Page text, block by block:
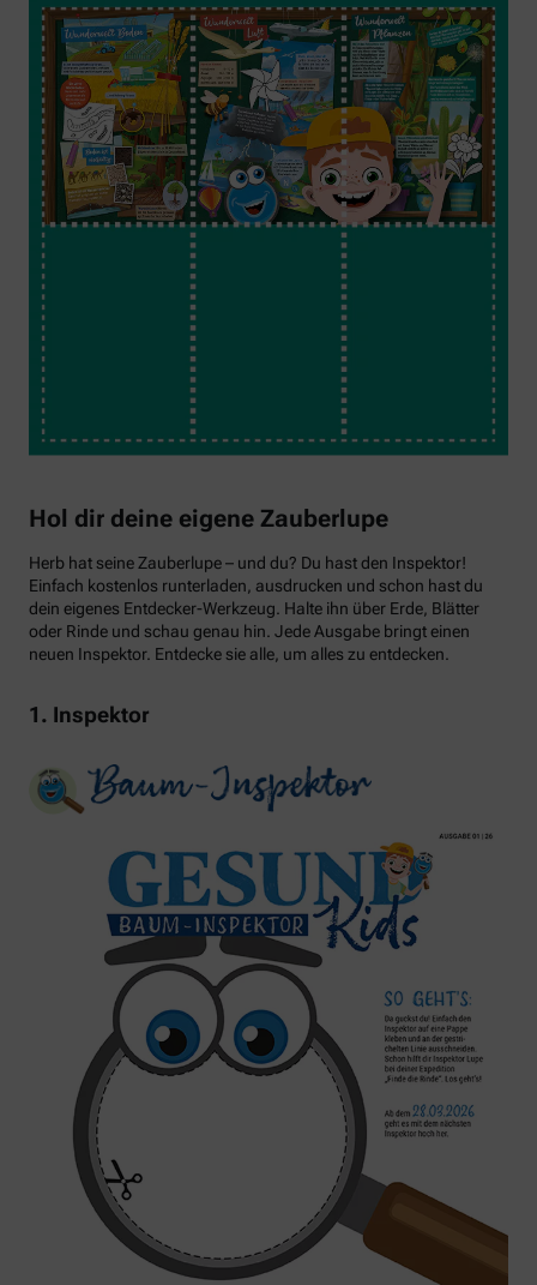
Hol dir deine eigene Zauberlupe
Herb hat seine Zauberlupe – und du? Du hast den Inspektor!
Einfach kostenlos runterladen, ausdrucken und schon hast du
dein eigenes Entdecker-Werkzeug. Halte ihn über Erde, Blätter
oder Rinde und schau genau hin. Jede Ausgabe bringt einen
neuen Inspektor. Entdecke sie alle, um alles zu entdecken.
1. Inspektor